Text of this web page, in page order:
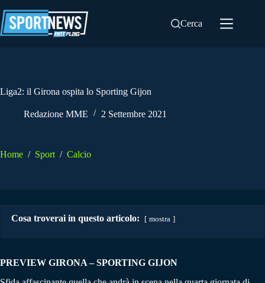
al
contenuto
Cerca
Liga2: il Girona ospita lo Sporting Gijon
Redazione MME 2 Settembre 2021
Home / Sport / Calcio
Cosa troverai in questo articolo: mostra
PREVIEW GIRONA – SPORTING GIJON